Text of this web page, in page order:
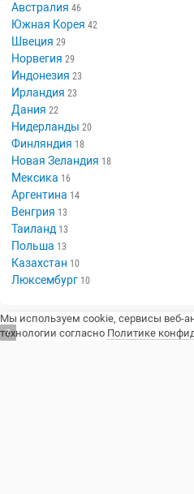
Австралия 46
Южная Корея 42
Швеция 29
Норвегия 29
Индонезия 23
Ирландия 23
Дания 22
Нидерланды 20
Финляндия 18
Новая Зеландия 18
Мексика 16
Аргентина 14
Венгрия 13
Таиланд 13
Польша 13
Казахстан 10
Люксембург 10
Сериалы,
Мы используем cookie, сервисы веб-
технологии согласно Политике
6